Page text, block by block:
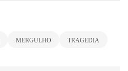
MERGULHO TRAGEDIA